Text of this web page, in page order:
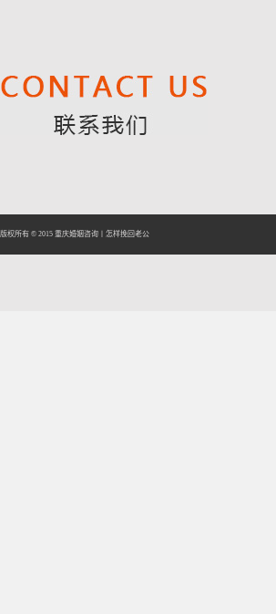
版权所有 © 2015 重庆婚姻咨询 怎样挽回老公